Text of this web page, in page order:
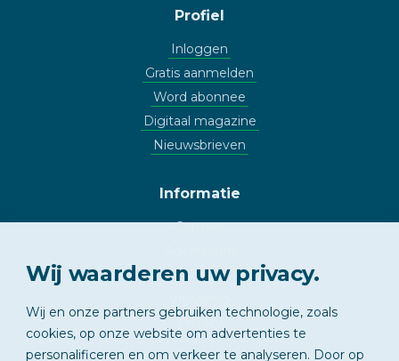
Profiel
Inloggen
Gratis aanmelden
Word abonnee
Digitaal magazine
Nieuwsbrieven
Informatie
Contact
Copyright
Wij waarderen uw privacy.
Wij en onze partners gebruiken technologie, zoals
cookies, op onze website om advertenties te
personalificeren en om verkeer te analyseren. Door op